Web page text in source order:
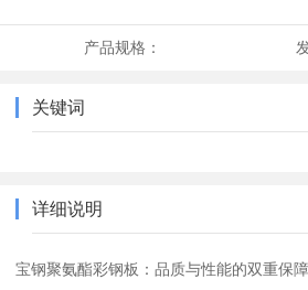
产品规格：
关键词
详细说明
宝钢聚氨酯彩钢板：品质与性能的双重保障